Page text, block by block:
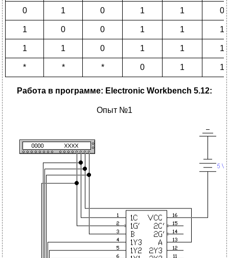
0 1 0 1 1 0
1 0 0 1 1 1
1 1 0 1 1 1
* * * 0 1 1
Работа в программе: Electronic Workbench 5.12:
Опыт №1